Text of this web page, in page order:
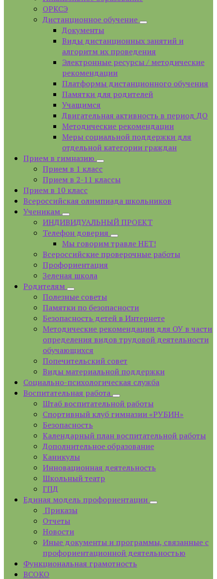
ОРКСЭ
Дистанционное обучение
Документы
Виды дистанционных занятий и
алгоритм их проведения
Электронные ресурсы / методические
рекомендации
Платформы дистанционного обучения
Памятки для родителей
Учащимся
Двигательная активность в период ДО
Методические рекомендации
Меры социальной поддержки для
отдельной категории граждан
Прием в гимназию
Прием в 1 класс
Прием в 2-11 классы
Прием в 10 класс
Всероссийская олимпиада школьников
Ученикам
ИНДИВИДУАЛЬНЫЙ ПРОЕКТ
Телефон доверия
Мы говорим травле НЕТ!
Всероссийские проверочные работы
Профориентация
Зеленая школа
Родителям
Полезные советы
Памятки по безопасности
Безопасность детей в Интернете
Методические рекомендации для ОУ в части
определения видов трудовой деятельности
обучающихся
Попечительский совет
Виды материальной поддержки
Социально-психологическая служба
Воспитательная работа
Штаб воспитательной работы
Спортивный клуб гимназии «РУБИН»
Безопасность
Календарный план воспитательной работы
Дополнительное образование
Каникулы
Инновационная деятельность
Школьный театр
ГПД
Единая модель профориентации
Приказы
Отчеты
Новости
Иные документы и программы, связанные с
профориентационной деятельностью
Функциональная грамотность
ВСОКО